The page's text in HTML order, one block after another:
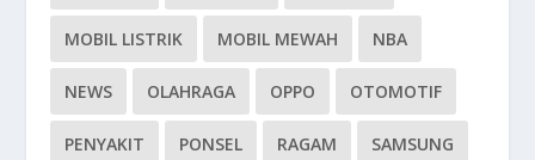
MOBIL LISTRIK MOBIL MEWAH NBA
NEWS OLAHRAGA OPPO OTOMOTIF
PENYAKIT PONSEL RAGAM SAMSUNG